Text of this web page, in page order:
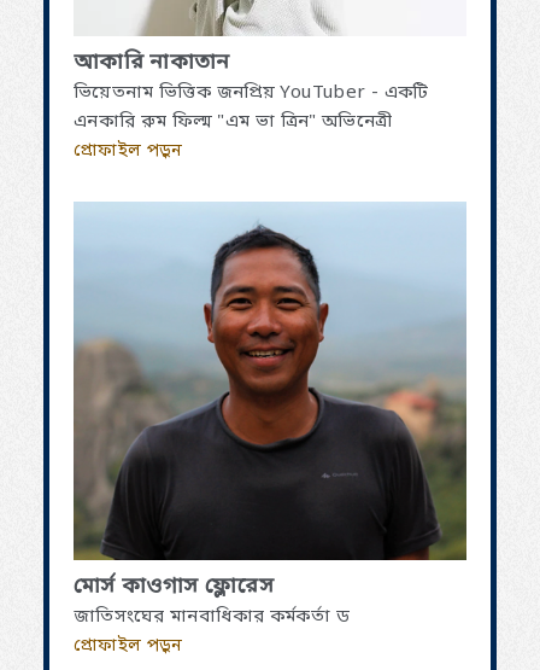
আকারি নাকাতান
ভিয়েতনাম ভিত্তিক জনপ্রিয় YouTuber - একটি
এনকারি রুম ফিল্ম "এম ভা ত্রিন" অভিনেত্রী
প্রোফাইল পড়ুন
মোর্স কাওগাস ফ্লোরেস
জাতিসংঘের মানবাধিকার কর্মকর্তা ড
প্রোফাইল পড়ুন